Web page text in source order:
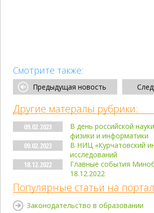
Смотрите также:
Предыдущая новость
Другие матералы рубрики:
09.02.2023
В день российской
физики и информатики
09.02.2023
В НИЦ «Курчатовский
исследований
18.12.2022
Главные события
18.12.2022
Популярные статьи на
Законодательство в образовании